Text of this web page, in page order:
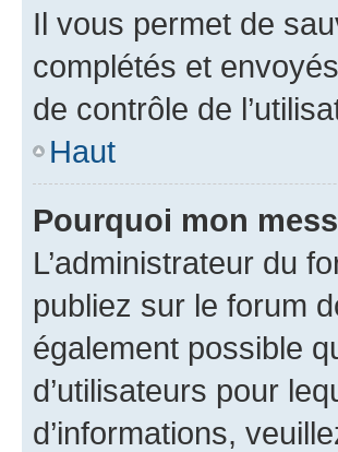
Il vous permet de
complétés et
de contrôle de
Haut
Pourquoi mon
L’administrateur du
publiez sur le forum
également possible
d’utilisateurs pour
d’informations,